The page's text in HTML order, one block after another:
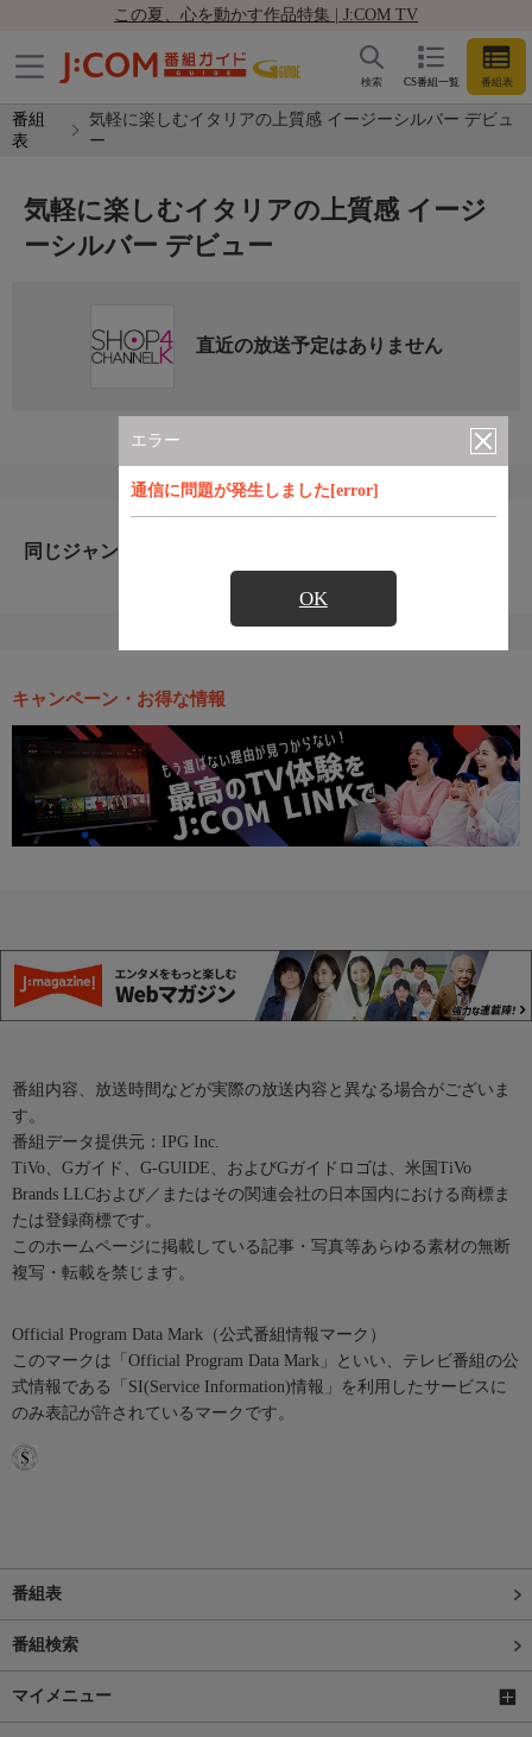
この夏、心を動かす作品特集 | J:COM TV
CS番組一覧 番組表
検索
番組
表
気軽に楽しむイタリアの上質感 イージーシルバー デビュ
ー
エラー
通信に問題が発生しました[error]
OK
気軽に楽しむイタリアの上質感 イージ
ーシルバー デビュー
直近の放送予定はありません
同じジャンルのおすすめ番組
キャンペーン・お得な情報
番組内容、放送時間などが実際の放送内容と異なる場合がございま
す。
番組データ提供元：IPG Inc.
TiVo、Gガイド、G-GUIDE、およびGガイドロゴは、米国TiVo
Brands LLCおよび／またはその関連会社の日本国内における商標ま
たは登録商標です。
このホームページに掲載している記事・写真等あらゆる素材の無断
複写・転載を禁じます。
Official Program Data Mark（公式番組情報マーク）
このマークは「Official Program Data Mark」といい、テレビ番組の公
式情報である「SI(Service Information)情報」を利用したサービスに
のみ表記が許されているマークです。
番組表
番組検索
マイメニュー